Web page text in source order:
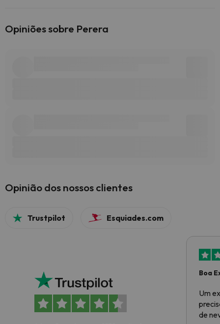
Opiniões sobre Perera
Opinião dos nossos clientes
Trustpilot Esquiades.com
Boa
Um
de